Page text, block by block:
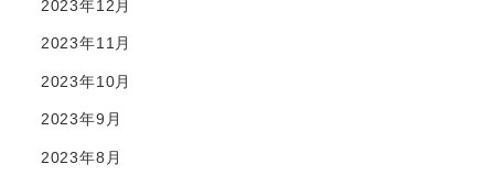
2023年12月
2023年11月
2023年10月
2023年9月
2023年8月